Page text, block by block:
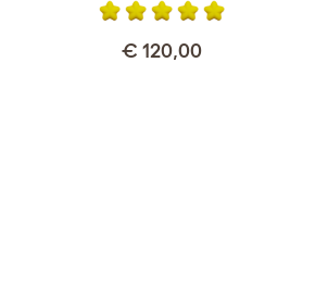
€ 120,00